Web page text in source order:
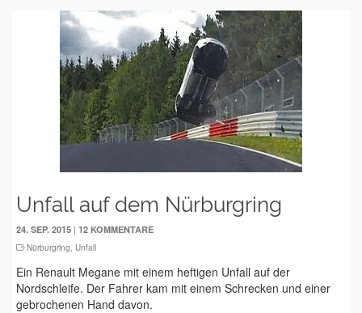
Unfall auf dem Nürburgring
24. SEP. 2015 | 12 KOMMENTARE
Nürburgring, Unfall
Ein Renault Megane mit einem heftigen Unfall auf der
Nordschleife. Der Fahrer kam mit einem Schrecken und einer
gebrochenen Hand davon.